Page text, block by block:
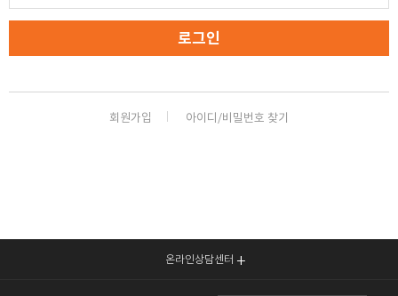
로그인
회원가입 아이디/비밀번호 찾기
온라인상담센터